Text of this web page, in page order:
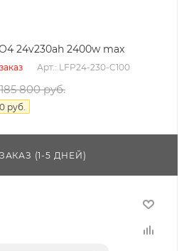
24v230ah 2400w max
Арт.: LFP24-230-C100
185 800руб.
руб.
(1-5 ДНЕЙ)